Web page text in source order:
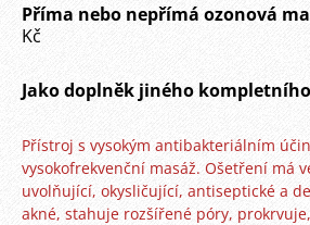
Příma nebo nepřímá ozonová
Kč
Jako doplněk jiného
Přístroj s vysokým antibakteriálním
vysokofrekvenční masáž. Ošetření má
uvolňující, okysličující, antiseptické a
akné, stahuje rozšířené póry,